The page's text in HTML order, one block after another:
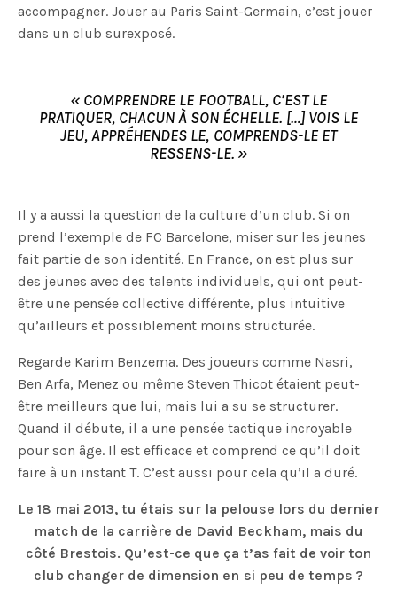
accompagner. Jouer au Paris Saint-Germain, c’est jouer
dans un club surexposé.
« COMPRENDRE LE FOOTBALL, C’EST LE
PRATIQUER, CHACUN À SON ÉCHELLE. […] VOIS LE
JEU, APPRÉHENDES LE, COMPRENDS-LE ET
RESSENS-LE. »
Il y a aussi la question de la culture d’un club. Si on
prend l’exemple de FC Barcelone, miser sur les jeunes
fait partie de son identité. En France, on est plus sur
des jeunes avec des talents individuels, qui ont peut-
être une pensée collective différente, plus intuitive
qu’ailleurs et possiblement moins structurée.
Regarde Karim Benzema. Des joueurs comme Nasri,
Ben Arfa, Menez ou même Steven Thicot étaient peut-
être meilleurs que lui, mais lui a su se structurer.
Quand il débute, il a une pensée tactique incroyable
pour son âge. Il est efficace et comprend ce qu’il doit
faire à un instant T. C’est aussi pour cela qu’il a duré.
Le 18 mai 2013, tu étais sur la pelouse lors du dernier
match de la carrière de David Beckham, mais du
côté Brestois. Qu’est-ce que ça t’as fait de voir ton
club changer de dimension en si peu de temps ?